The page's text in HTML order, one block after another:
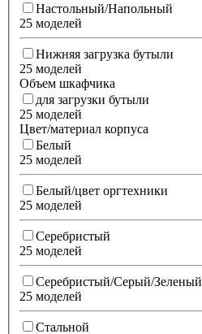
Настольный/Напольный
25 моделей
Нижняя загрузка бутыли
25 моделей
Объем шкафчика
для загрузки бутыли
25 моделей
Цвет/материал корпуса
Белый
25 моделей
Белый/цвет оргтехники
25 моделей
Серебристый
25 моделей
Серебристый/Серый/Зеленый
25 моделей
Стальной